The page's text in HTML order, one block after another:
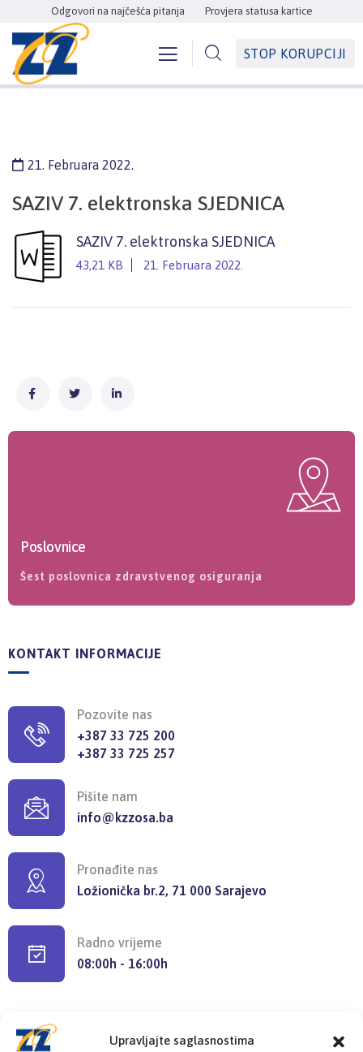
Upravljajte saglasnostima
Odgovori na najčešća pitanja Provjera statusa kartice
STOP KORUPCIJI
21. Februara 2022.
SAZIV 7. elektronska SJEDNICA
SAZIV 7. elektronska SJEDNICA
43,21 KB 21. Februara 2022.
Poslovnice
Šest poslovnica zdravstvenog osiguranja
KONTAKT INFORMACIJE
Pozovite nas
+387 33 725 200
+387 33 725 257
Pišite nam
info@kzzosa.ba
Pronađite nas
Ložionička br.2, 71 000 Sarajevo
Radno vrijeme
08:00h - 16:00h